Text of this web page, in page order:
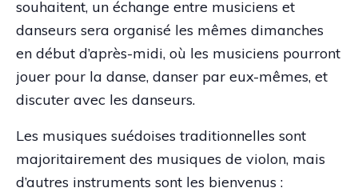
souhaitent, un échange entre musiciens et
danseurs sera organisé les mêmes dimanches
en début d’après-midi, où les musiciens pourront
jouer pour la danse, danser par eux-mêmes, et
discuter avec les danseurs.
Les musiques suédoises traditionnelles sont
majoritairement des musiques de violon, mais
d’autres instruments sont les bienvenus :